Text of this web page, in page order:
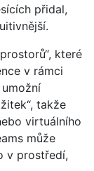
přidal,
které
v rámci
takže
virtuálního
může
v prostředí,